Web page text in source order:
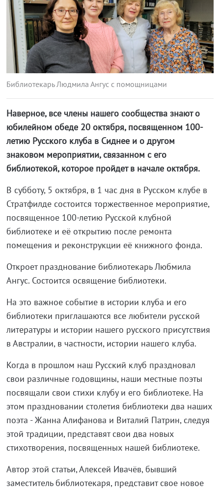
Библиотекарь Людмила Ангус с помощницами
Наверное, все члены нашего сообщества знают о
юбилейном обеде 20 октября, посвященном 100-
летию Русского клуба в Сиднее и о другом
знаковом мероприятии, связанном с его
библиотекой, которое пройдет в начале октября.
В субботу, 5 октября, в 1 час дня в Русском клубе в
Стратфилде состоится торжественное мероприятие,
посвященное 100-летию Русской клубной
библиотеке и её открытию после ремонта
помещения и реконструкции её книжного фонда.
Откроет празднование библиотекарь Любмила
Ангус. Состоится освящение библиотеки.
На это важное событие в истории клуба и его
библиотеки приглашаются все любители русской
литературы и истории нашего русского присутствия
в Австралии, в частности, истории нашего клуба.
Когда в прошлом наш Русский клуб праздновал
свои различные годовщины, наши местные поэты
посвящали свои стихи клубу и его библиотеке. На
этом праздновании столетия библиотеки два наших
поэта - Жанна Алифанова и Виталий Патрин, следуя
этой традиции, представят свои два новых
стихотворения, посвященных нашей библиотеке.
Автор этой статьи, Алексей Ивачёв, бывший
заместитель библиотекаря, представит свое новое